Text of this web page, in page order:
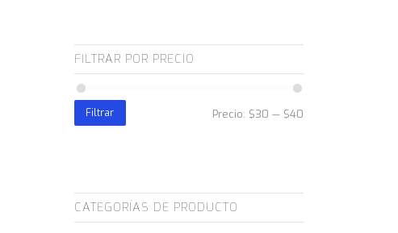
FILTRAR POR PRECIO
Filtrar Precio: $30 — $40
CATEGORÍAS DE PRODUCTO